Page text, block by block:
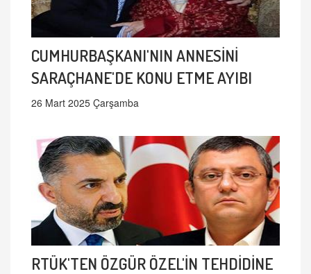
CUMHURBAŞKANI'NIN ANNESİNİ
SARAÇHANE'DE KONU ETME AYIBI
26 Mart 2025 Çarşamba
RTÜK'TEN ÖZGÜR ÖZEL'İN TEHDİDİNE